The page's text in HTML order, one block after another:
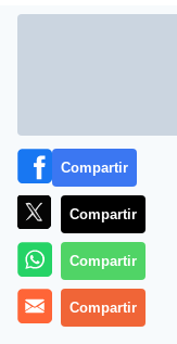
Sin que se les
Compartir
Compartir
Compartir
Compartir